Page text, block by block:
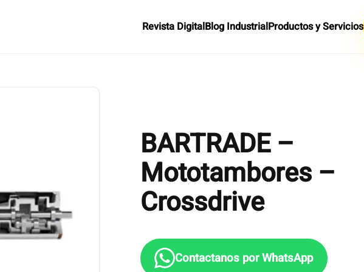
Revista DigitalBlog IndustrialProductos y Servicios
BARTRADE –
Mototambores –
Crossdrive